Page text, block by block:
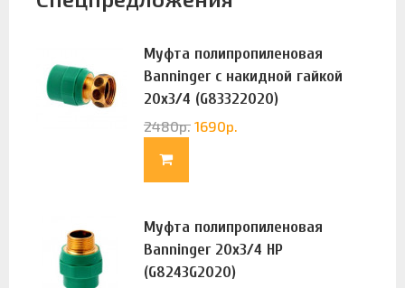
Муфта полипропиленовая
Banninger с накидной гайкой
20х3/4 (G83322020)
2480р. 1690р.
Муфта полипропиленовая
Banninger 20х3/4 НР
(G8243G2020)